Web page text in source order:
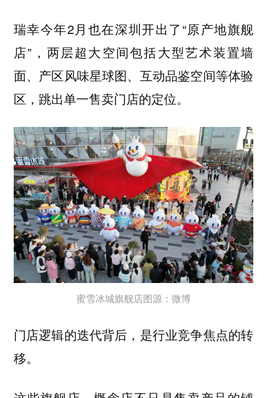
瑞幸今年2月也在深圳开出了“原产地旗舰
店”，两层超大空间包括大型艺术装置墙
面、产区风味星球图、互动品鉴空间等体验
区，跳出单一售卖门店的定位。
蜜雪冰城旗舰店图源：微博
门店逻辑的迭代背后，是行业竞争焦点的转
移。